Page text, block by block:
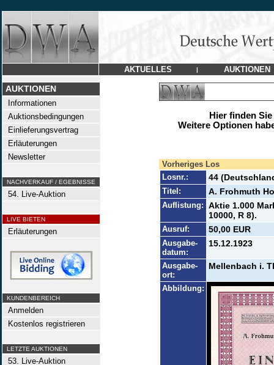
AKTUELLES | AUKTIONEN
AUKTIONEN
Informationen
Auktionsbedingungen
Einlieferungsvertrag
Erläuterungen
Newsletter
NACHVERKAUF / EGEBNISSE
54. Live-Auktion
LIVE BIETEN
Erläuterungen
KUNDENBEREICH
Anmelden
Kostenlos registrieren
LETZTE AUKTIONEN
53. Live-Auktion
Hier finden
Weitere Optionen
Vorheriges Los
Losnr.:
44
Titel: A. Frohmuth
Auflistung: Aktie 1.000
10000, R 8).
Ausruf: 50,00 EUR
Ausgabe-
datum:
15.12.1923
Ausgabe-
ort:
Mellenbach i.
Abbildung: